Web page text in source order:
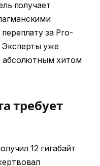
получает
за Pro-
уже
абсолютным хитом
требует
12 гигабайт